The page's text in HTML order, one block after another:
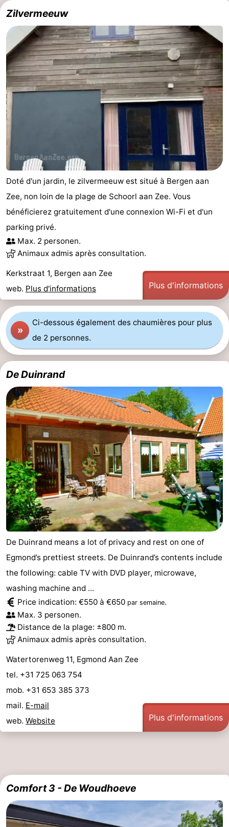
Zilvermeeuw
Doté d'un jardin, le zilvermeeuw est situé à Bergen aan
Zee, non loin de la plage de Schoorl aan Zee. Vous
bénéficierez gratuitement d'une connexion Wi-Fi et d'un
parking privé.
Max. 2 personen.
Animaux admis après consultation.
Kerkstraat 1, Bergen aan Zee
web. Plus d'informations Plus d'informations
»
Ci-dessous également des chaumières pour plus
de 2 personnes.
De Duinrand
De Duinrand means a lot of privacy and rest on one of
Egmond’s prettiest streets. De Duinrand’s contents include
the following: cable TV with DVD player, microwave,
washing machine and ...
Price indication: €550 à €650 par semaine.
Max. 3 personen.
Distance de la plage: ±800 m.
Animaux admis après consultation.
Watertorenweg 11, Egmond Aan Zee
tel. +31 725 063 754
mob. +31 653 385 373
mail. E-mail
web. Website Plus d'informations
Comfort 3 - De Woudhoeve